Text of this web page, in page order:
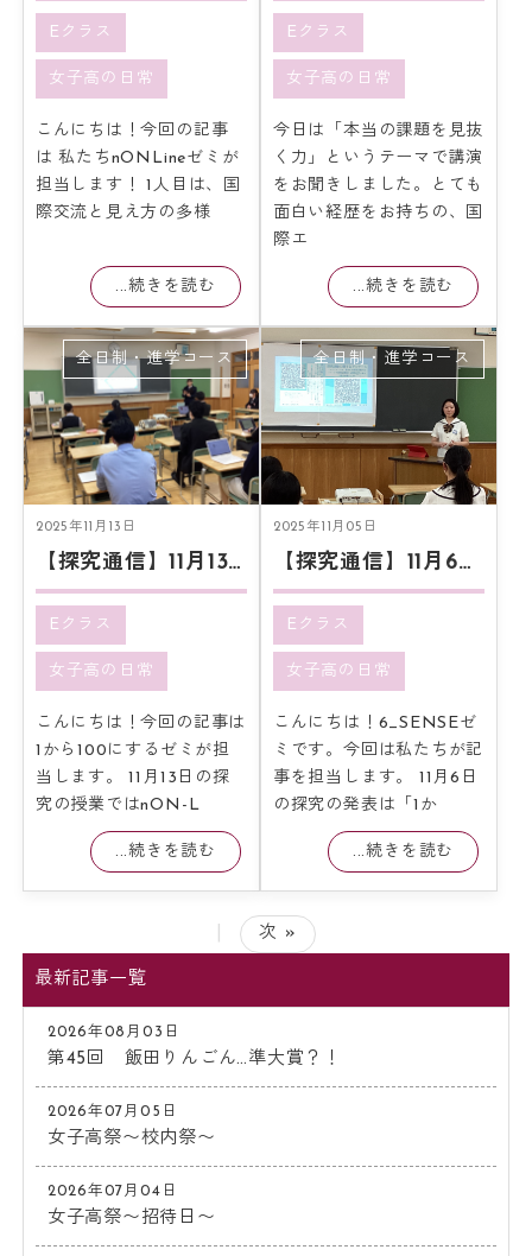
Eクラス
女子高の日常
こんにちは！今回の記事
は 私たちnONLineゼミが
担当します！ 1人目は、国
際交流と見え方の多様
...続きを読む
Eクラス
女子高の日常
今日は「本当の課題を見抜
く力」というテーマで講演
をお聞きしました。とても
面白い経歴をお持ちの、国
際エ
...続きを読む
2025年11月13日
【探究通信】11月13日探究報告会
全日制・進学コース
Eクラス
女子高の日常
こんにちは！今回の記事は
1から100にするゼミが担
当します。 11月13日の探
究の授業ではnON-L
...続きを読む
2025年11月05日
【探究通信】11月6日探究報告会
全日制・進学コース
Eクラス
女子高の日常
こんにちは！6_SENSEゼ
ミです。今回は私たちが記
事を担当します。 11月6日
の探究の発表は「1か
...続きを読む
次 »
最新記事一覧
2026年08月03日
第45回 飯田りんごん…準大賞？！
2026年07月05日
女子高祭〜校内祭〜
2026年07月04日
女子高祭〜招待日〜